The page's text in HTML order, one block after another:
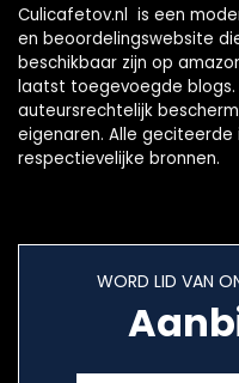
Culicafetov.nl is een
en beoordelingswebsite
beschikbaar zijn op
laatst toegevoegde blogs.
auteursrechtelijk
eigenaren. Alle geciteerde
respectievelijke bronnen.
WORD LID VAN